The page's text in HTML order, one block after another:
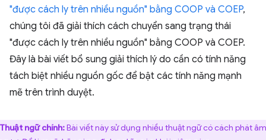
"được cách ly trên nhiều nguồn" bằng COOP và COEP,
chúng tôi đã giải thích cách chuyển sang trạng thái
"được cách ly trên nhiều nguồn" bằng COOP và COEP.
Đây là bài viết bổ sung giải thích lý do cần có tính năng
tách biệt nhiều nguồn gốc để bật các tính năng mạnh
mẽ trên trình duyệt.
Thuật ngữ chính:Bài viết này sử dụng nhiều thuật ngữ có cách phát âm